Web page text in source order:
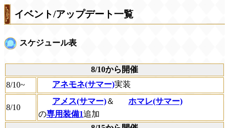
イベント/アップデート一覧
スケジュール表
8/10から開催
8/10~
アネモネ(サマー)実装
8/10
アメス(サマー)＆
ホマレ(サマー)
の専用装備1追加